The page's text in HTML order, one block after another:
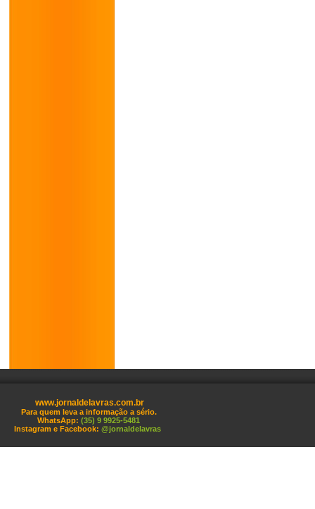
www.jornaldelavras.com.br
Para quem leva a informação a sério.
WhatsApp: (35) 9 9925-5481
Instagram e Facebook: @jornaldelavras